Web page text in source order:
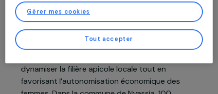
miel provient de la région de Casamance, où le
climat tropical et la biodiversité des mangroves
offrent des conditions particulièrement
favorables à l’apiculture. Malgré ce potentiel,
peu structurée, avec des techniques de
production peu développées et des revenus
Vous pouvez consentir et cliquer sur «Tout accepter», paramètrer vos choix ou
«Continuer sans accepter» valant refus, en cliquant sur les boutons de cette
fenêtre, sauf pour les cookies strictement nécessaires. Vous pouvez changer
d’avis et modifier vos préférences à tout moment en revenant sur notre site.
Plus de détails à propos denos partenaires
Politique de Gestion
Cookies.
Gérer mes cookies